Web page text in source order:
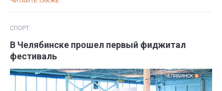
СПОРТ
В Челябинске прошел первый фиджитал
фестиваль